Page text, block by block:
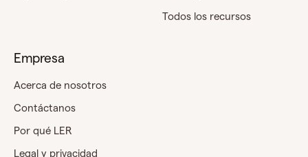
Todos los recursos
Empresa
Acerca de nosotros
Contáctanos
Por qué LER
Legal y privacidad